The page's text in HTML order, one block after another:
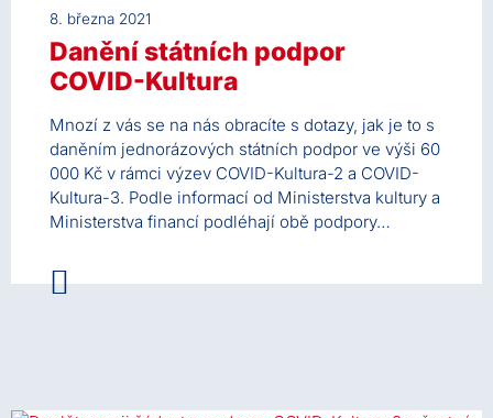
8. března 2021
Danění státních podpor
COVID-Kultura
Mnozí z vás se na nás obracíte s dotazy, jak je to s
daněním jednorázových státních podpor ve výši 60
000 Kč v rámci výzev COVID-Kultura-2 a COVID-
Kultura-3. Podle informací od Ministerstva kultury a
Ministerstva financí podléhají obě podpory…